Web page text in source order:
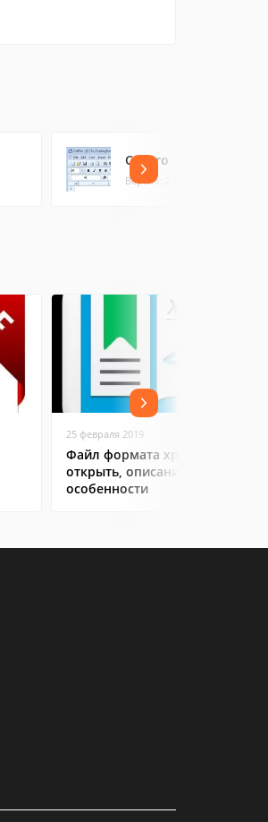
CellPro
Версия: 2.1 (9 МБ)
25 февраля 2019
Файл формата xps: чем
открыть, описание,
особенности